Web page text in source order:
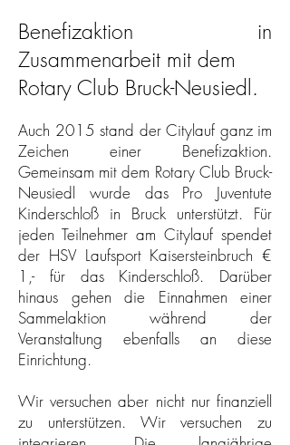
Benefizaktion in
Zusammenarbeit mit dem
Rotary Club Bruck-Neusiedl.
Auch 2015 stand der Citylauf ganz im
Zeichen einer Benefizaktion.
Gemeinsam mit dem Rotary Club Bruck-
Neusiedl wurde das Pro Juventute
Kinderschloß in Bruck unterstützt. Für
jeden Teilnehmer am Citylauf spendet
der HSV Laufsport Kaisersteinbruch €
1,- für das Kinderschloß. Darüber
hinaus gehen die Einnahmen einer
Sammelaktion während der
Veranstaltung ebenfalls an diese
Einrichtung.
Wir versuchen aber nicht nur finanziell
zu unterstützen. Wir versuchen zu